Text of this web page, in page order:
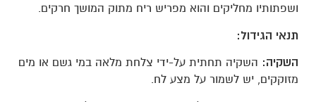
ושפתותיו מחליקים והוא מפריש ריח מתוק המושך חרקים.
תנאי הגידול:
השקיה: השקיה תחתית על-ידי צלחת מלאה במי גשם או מים
מזוקקים, יש לשמור על מצע לח.